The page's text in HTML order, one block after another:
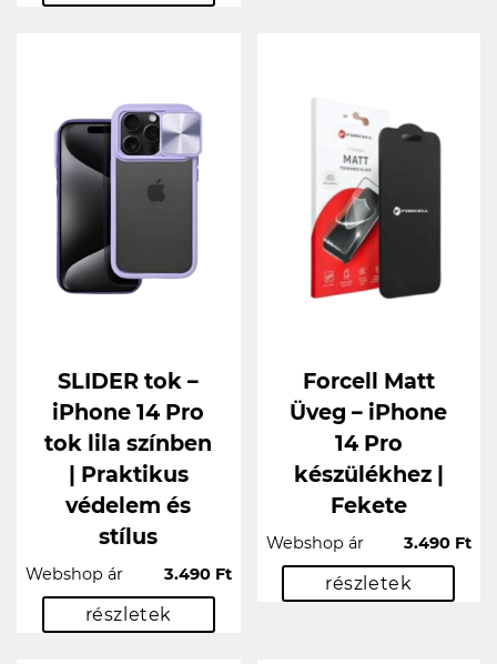
SLIDER tok –
iPhone 14 Pro
tok lila színben
| Praktikus
védelem és
stílus
Webshop ár 3.490 Ft
részletek
Forcell Matt
Üveg – iPhone
14 Pro
készülékhez |
Fekete
Webshop ár 3.490 Ft
részletek